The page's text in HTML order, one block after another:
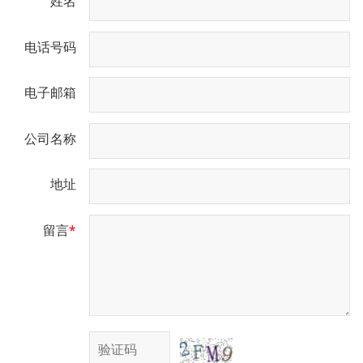
电话号码
电子邮箱
公司名称
地址
留言*